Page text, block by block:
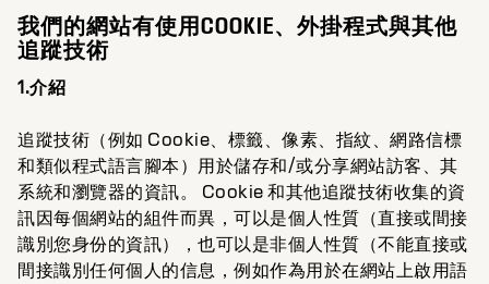
我們的網站有使用COOKIE、外掛程式與其他
追蹤技術
1.介紹
追蹤技術（例如 Cookie、標籤、像素、指紋、網路信標
和類似程式語言腳本）用於儲存和/或分享網站訪客、其
系統和瀏覽器的資訊。 Cookie 和其他追蹤技術收集的資
訊因每個網站的組件而異，可以是個人性質（直接或間接
識別您身份的資訊），也可以是非個人性質（不能直接或
間接識別任何個人的信息，例如作為用於在網站上啟用語